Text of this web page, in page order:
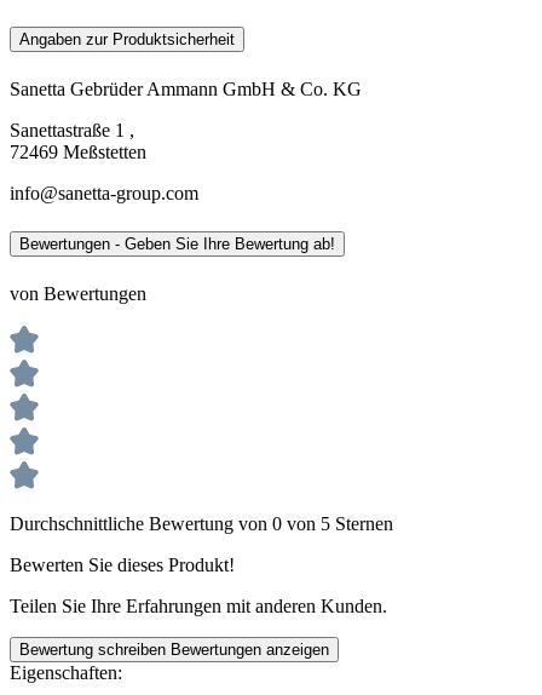
Angaben zur Produktsicherheit
Sanetta Gebrüder Ammann GmbH & Co. KG
Sanettastraße 1 ,
72469 Meßstetten
info@sanetta-group.com
Bewertungen - Geben Sie Ihre Bewertung ab!
von Bewertungen
Durchschnittliche Bewertung von 0 von 5 Sternen
Bewerten Sie dieses Produkt!
Teilen Sie Ihre Erfahrungen mit anderen Kunden.
Bewertung schreiben Bewertungen anzeigen
Eigenschaften: